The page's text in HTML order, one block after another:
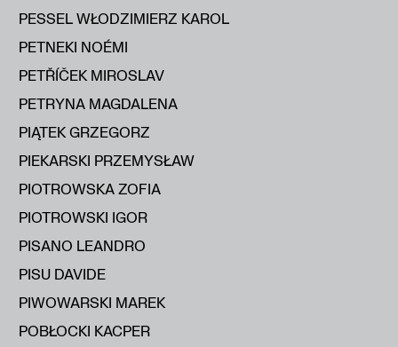
PESSEL WŁODZIMIERZ KAROL
PETNEKI NOÉMI
PETŘÍČEK MIROSLAV
PETRYNA MAGDALENA
PIĄTEK GRZEGORZ
PIEKARSKI PRZEMYSŁAW
PIOTROWSKA ZOFIA
PIOTROWSKI IGOR
PISANO LEANDRO
PISU DAVIDE
PIWOWARSKI MAREK
POBŁOCKI KACPER